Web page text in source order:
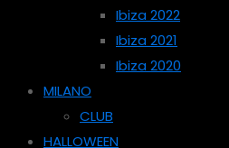
Ibiza 2022
Ibiza 2021
Ibiza 2020
MILANO
CLUB
HALLOWEEN